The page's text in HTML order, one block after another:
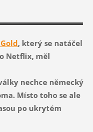
, který se natáčel
Netflix, měl
nechce německý
Místo toho se ale
po ukrytém